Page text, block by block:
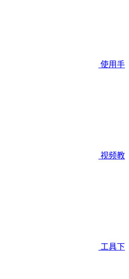
使用手
视频教
工具下